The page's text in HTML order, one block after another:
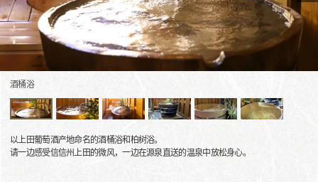
酒桶浴
以上田葡萄酒产地命名的酒桶浴和柏树浴。
请一边感受信信州上田的微风，一边在源泉直送的温泉中放松身心。